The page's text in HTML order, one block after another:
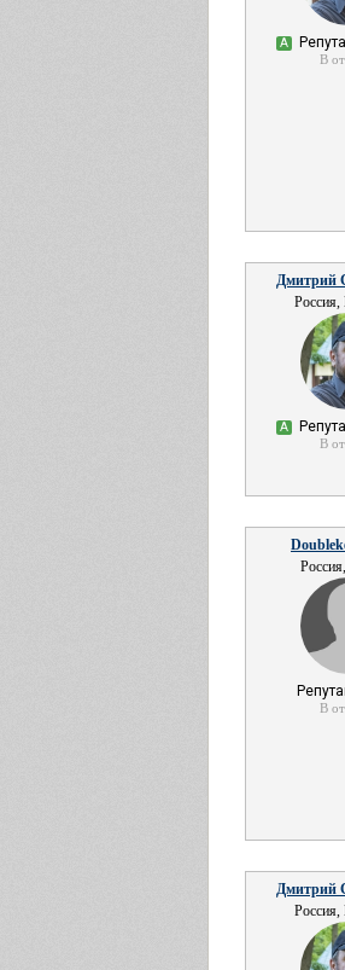
А
В
Дмитрий
Россия,
А
В
В
Дмитрий
Россия,